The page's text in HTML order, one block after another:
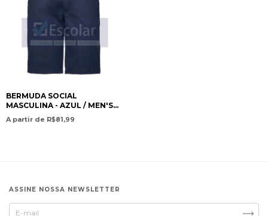
BERMUDA SOCIAL
MASCULINA - AZUL / MEN'S
DRESS SHORTS - BLUE -
COLÉGIO EVEREST
A partir de R$81,99
ASSINE NOSSA NEWSLETTER